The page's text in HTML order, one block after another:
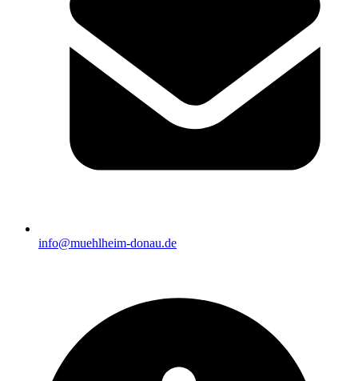
info@muehlheim-donau.de